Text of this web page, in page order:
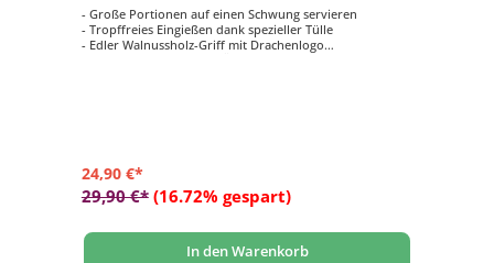
- Große Portionen auf einen Schwung servieren
- Tropffreies Eingießen dank spezieller Tülle
- Edler Walnussholz-Griff mit Drachenlogo
24,90 €*
29,90 €* (16.72% gespart)
In den Warenkorb